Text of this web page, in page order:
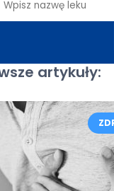
artykuły: